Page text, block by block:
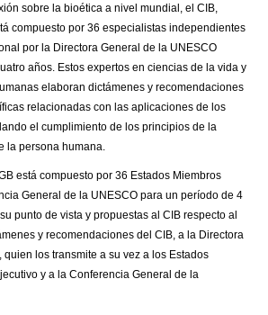
sobre la bioética a nivel mundial, el CIB,
compuesto por 36 especialistas independientes
por la Directora General de la UNESCO
años. Estos expertos en ciencias de la vida y
elaboran dictámenes y recomendaciones
relacionadas con las aplicaciones de los
el cumplimiento de los principios de la
la persona humana.
está compuesto por 36 Estados Miembros
General de la UNESCO para un período de 4
punto de vista y propuestas al CIB respecto al
y recomendaciones del CIB, a la Directora
los transmite a su vez a los Estados
y a la Conferencia General de la